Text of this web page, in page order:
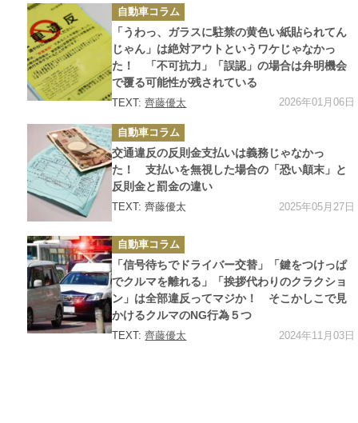
カ
テ
ゴ
リ
ー
自動車コラム
「うわっ、ガラスに駐禁の黄色い紙貼られてん
じゃん」は絶対アウトというワケじゃなかっ
た！ 「不可抗力」「誤認」の場合は弁明機会
で覆る可能性が残されている
TEXT:齊藤優太 2026年01月06日
カ
テ
ゴ
リ
ー
自動車コラム
交通違反の反則金支払いは義務じゃなかっ
た！ 支払いを無視した場合の「恐い顛末」と
反則金と罰金の違い
TEXT: 齊藤優太 2025年05月27日
カ
テ
ゴ
リ
ー
自動車コラム
「信号待ちでドライバー交替」「鍵をつけっぱ
でクルマを離れる」「挨拶代わりのクラクショ
ン」は全部違反ってマジか！ そこかしこで見
かけるクルマのNG行為５つ
TEXT:齊藤優太 2024年11月03日